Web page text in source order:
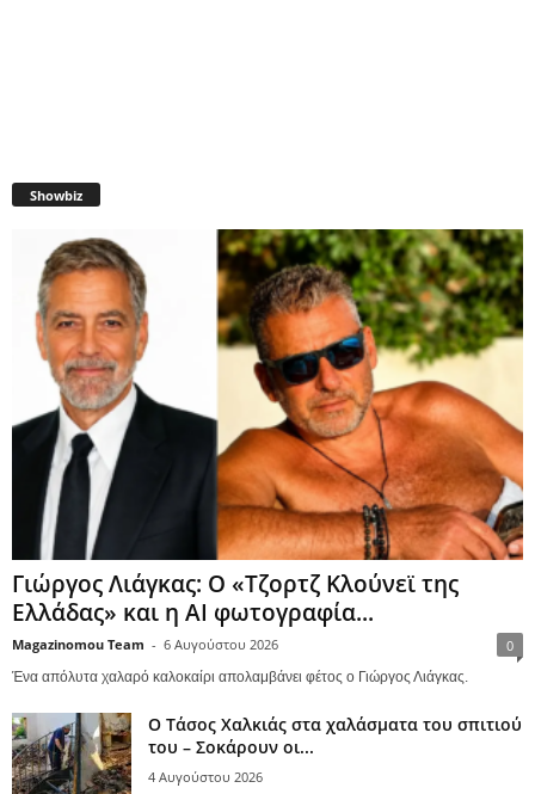
Showbiz
Γιώργος Λιάγκας: Ο «Τζορτζ Κλούνεϊ της
Ελλάδας» και η AI φωτογραφία...
Magazinomou Team - 6 Αυγούστου 2026 0
Ένα απόλυτα χαλαρό καλοκαίρι απολαμβάνει φέτος ο Γιώργος Λιάγκας.
Ο Τάσος Χαλκιάς στα χαλάσματα του σπιτιού
του – Σοκάρουν οι...
4 Αυγούστου 2026